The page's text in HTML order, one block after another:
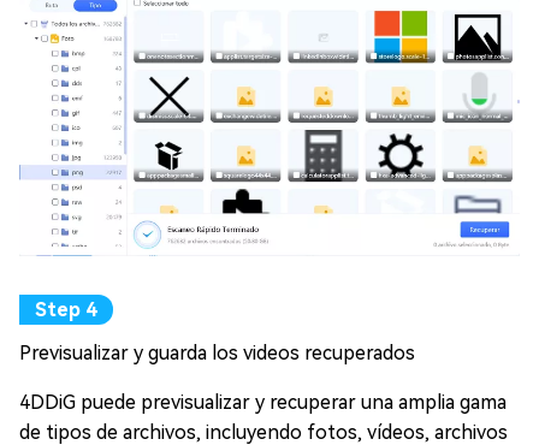
Previsualizar y guarda los videos recuperados
4DDiG puede previsualizar y recuperar una amplia gama
de tipos de archivos, incluyendo fotos, vídeos, archivos